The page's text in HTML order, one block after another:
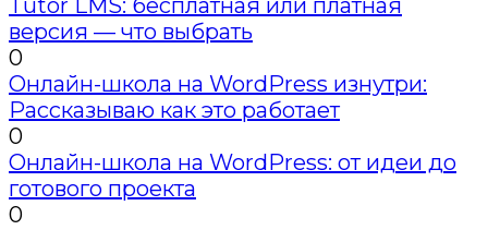
Tutor LMS: бесплатная или платная
версия — что выбрать
0
Онлайн-школа на WordPress изнутри:
Рассказываю как это работает
0
Онлайн-школа на WordPress: от идеи до
готового проекта
0